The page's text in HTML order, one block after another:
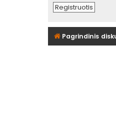
Registruotis
Pagrindinis